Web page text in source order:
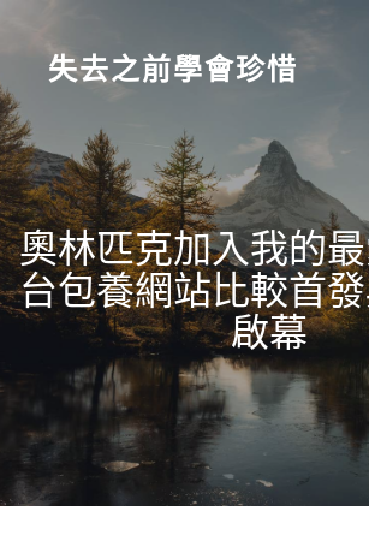
content
失去之前學會珍惜
奧林匹克加入我的
台包養網站比較首
啟幕